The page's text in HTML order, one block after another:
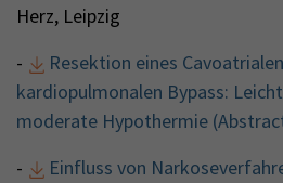
Herz, Leipzig
-
Resektion eines
kardiopulmonalen Bypass:
moderate Hypothermie
-
Einfluss von